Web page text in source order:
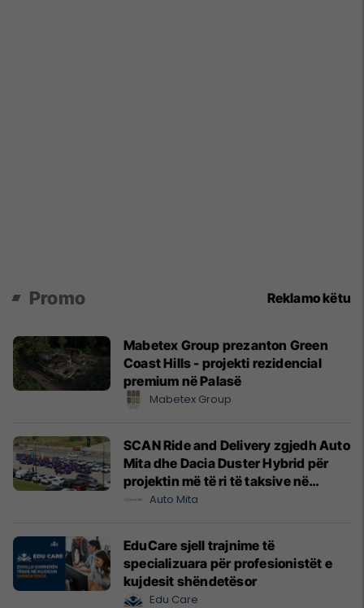
Promo Reklamo këtu
Mabetex Group prezanton Green
Coast Hills - projekti rezidencial
premium në Palasë
Mabetex Group
SCAN Ride and Delivery zgjedh Auto
Mita dhe Dacia Duster Hybrid për
projektin më të ri të taksive në
Prishtinë
Auto Mita
EduCare sjell trajnime të
specializuara për profesionistët e
kujdesit shëndetësor
Edu Care